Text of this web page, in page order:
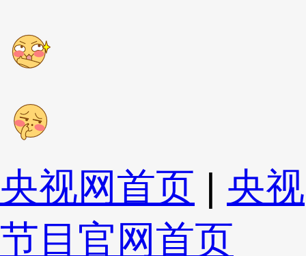
央视网首页 | 央视
节目官网首页